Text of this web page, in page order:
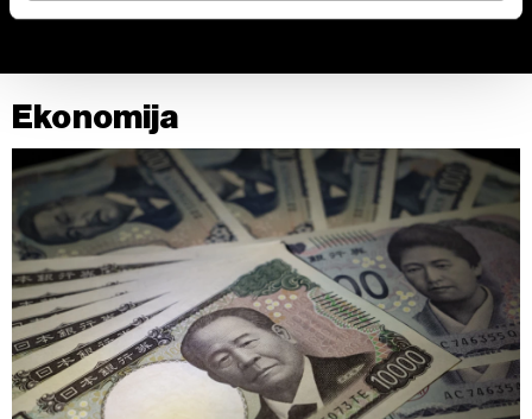
kolačićima i drugim sličnim tehnologijama u
kolačića.
Kolačiće u bilo kojem trenutku možete ponovno ažurirati
klikom na „Prikaži detalje“. Pristanak možete u bilo kojem
trenutku opozvati bez negativnih posledica.
Ekonomija